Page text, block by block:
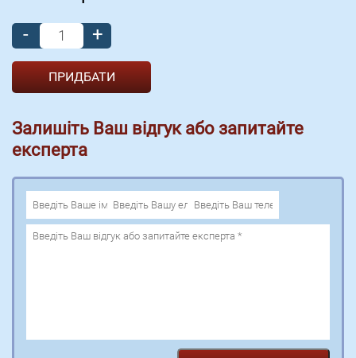
-
+
Залишіть Ваш відгук або запитайте
експерта